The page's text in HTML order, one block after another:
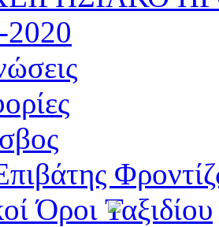
2020
Όροι Ταξιδίου